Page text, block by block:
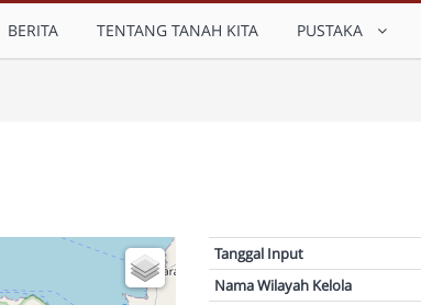
BERITA TENTANG TANAH KITA PUSTAKA
Tanggal Input
Nama Wilayah Kelola